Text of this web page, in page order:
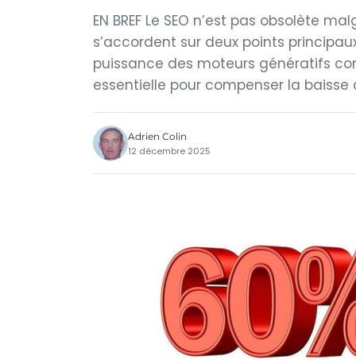
EN BREF Le SEO n’est pas obsolète
s’accordent sur deux points
puissance des moteurs génératifs
essentielle pour compenser la baisse
Adrien Colin
12 décembre 2025